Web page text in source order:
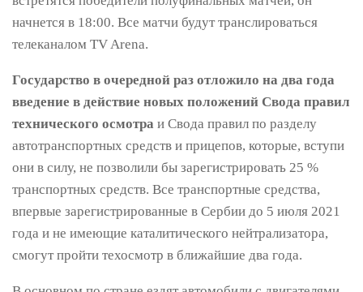
начнется в 18:00. Все матчи будут транслироваться
телеканалом TV Arena.
Государство в очередной раз отложило на два года
введение в действие новых положений Свода правил
технического осмотра и Свода правил по разделу
автотранспортных средств и прицепов, которые, вступи
они в силу, не позволили бы зарегистрировать 25 %
транспортных средств. Все транспортные средства,
впервые зарегистрированные в Сербии до 5 июля 2021
года и не имеющие каталитического нейтрализатора,
смогут пройти техосмотр в ближайшие два года.